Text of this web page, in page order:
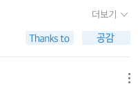
로 기운다. 사람이라는 숨결
.#Le Secret de la foret #L
에서 산다. 살림을 짓는 하
나무 들숲노래 동시 따라쓰
로 돌아가는 18:30 시골버
버스손님이 적어서 호젓하
버스나루에서 멀뚱히 기다
의 사서입니다》를 돌아본
더보기